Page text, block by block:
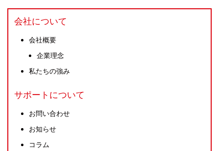
会社について
会社概要
企業理念
私たちの強み
サポートについて
お問い合わせ
お知らせ
コラム